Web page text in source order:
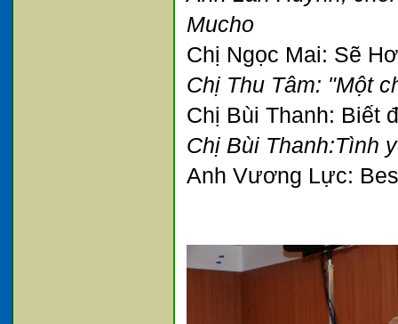
Mucho
Chị Ngọc Mai: Sẽ
Chị Thu Tâm: "Một
Chị Bùi Thanh: Biết
Chị Bùi Thanh:Tình
Anh Vương Lực: